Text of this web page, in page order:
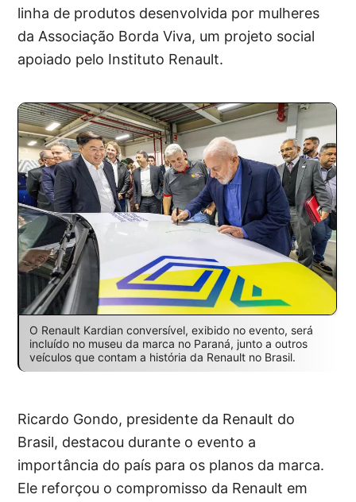
linha de produtos desenvolvida por mulheres
da Associação Borda Viva, um projeto social
apoiado pelo Instituto Renault.
O Renault Kardian conversível, exibido no evento, será
incluído no museu da marca no Paraná, junto a outros
veículos que contam a história da Renault no Brasil.
Ricardo Gondo, presidente da Renault do
Brasil, destacou durante o evento a
importância do país para os planos da marca.
Ele reforçou o compromisso da Renault em